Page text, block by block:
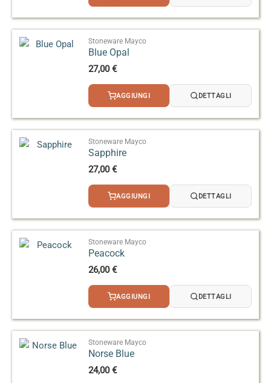
Stoneware Mayco
Blue Opal
27,00€
AGGIUNGI DETTAGLI
Stoneware Mayco
Sapphire
27,00€
AGGIUNGI DETTAGLI
Stoneware Mayco
Peacock
26,00€
AGGIUNGI DETTAGLI
Stoneware Mayco
Norse Blue
24,00€